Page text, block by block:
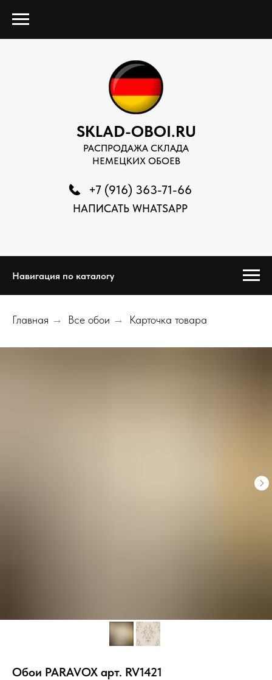
SKLAD-OBOI.RU
РАСПРОДАЖА СКЛАДА
НЕМЕЦКИХ ОБОЕВ
+7 (916) 363-71-66
НАПИСАТЬ WHATSAPP
Навигация по каталогу
Главная → Все обои → Карточка товара
Обои PARAVOX арт. RV1421